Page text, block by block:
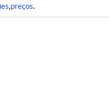
,preços.